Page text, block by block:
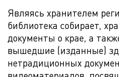
Являясь хранителем
библиотека собирает,
документы о крае, а
вышедшие (изданные)
нетрадиционных